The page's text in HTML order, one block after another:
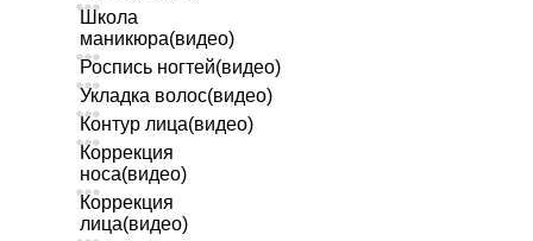
Школа
маникюра(видео)
Роспись ногтей(видео)
Укладка волос(видео)
Контур лица(видео)
Коррекция
носа(видео)
Коррекция
лица(видео)